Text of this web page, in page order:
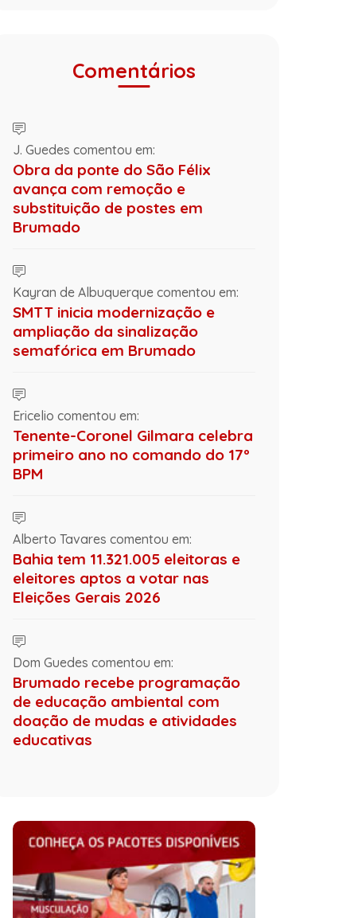
Comentários
J. Guedes comentou em:
Obra da ponte do São Félix
avança com remoção e
substituição de postes em
Brumado
Kayran de Albuquerque comentou em:
SMTT inicia modernização e
ampliação da sinalização
semafórica em Brumado
Ericelio comentou em:
Tenente-Coronel Gilmara celebra
primeiro ano no comando do 17º
BPM
Alberto Tavares comentou em:
Bahia tem 11.321.005 eleitoras e
eleitores aptos a votar nas
Eleições Gerais 2026
Dom Guedes comentou em:
Brumado recebe programação
de educação ambiental com
doação de mudas e atividades
educativas